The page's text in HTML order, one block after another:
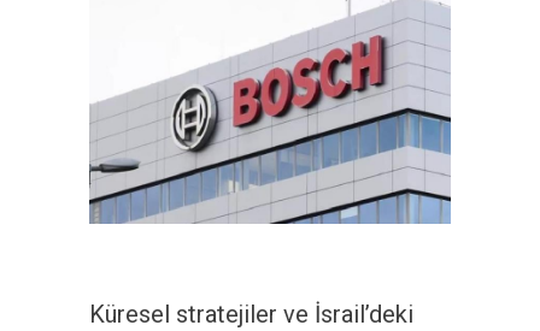
Küresel stratejiler ve İsrail’deki